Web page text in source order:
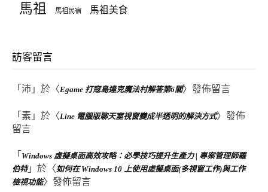
馬祖 馬祖民宿 馬祖美食
訪客留言
「 沛 」於〈Egame 打寇島達克魔法村解答第6關〉發佈留言
「 素 」於〈Line 電腦版聊天室視窗變成半透明的解決方式〉發佈
留言
「 Windows 虛擬桌面高效攻略：必學技巧提升生產力 | 專案管理師羅
伯特」於〈 如何在 Windows 10 上使用虛擬桌面(多視窗工作)與工作
檢視功能〉發佈留言